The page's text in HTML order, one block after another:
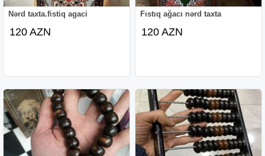
Nərd taxta.fistiq agaci
120 AZN
Fıstıq ağacı nərd taxta
120 AZN